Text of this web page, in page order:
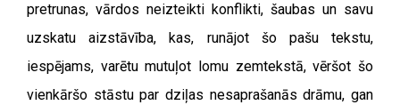
pretrunas, vārdos neizteikti konflikti, šaubas un savu
uzskatu aizstāvība, kas, runājot šo pašu tekstu,
iespējams, varētu mutuļot lomu zemtekstā, vēršot šo
vienkāršo stāstu par dziļas nesaprašanās drāmu, gan